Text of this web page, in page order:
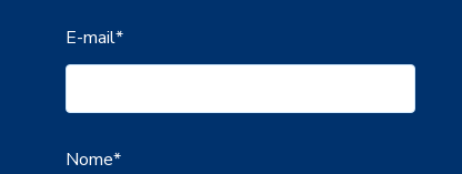
E-mail*
Nome*